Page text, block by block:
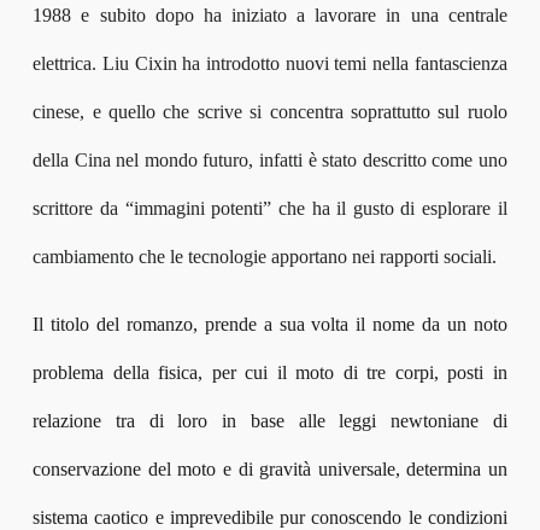
1988 e subito dopo ha iniziato a lavorare in una centrale
elettrica. Liu Cixin ha introdotto nuovi temi nella fantascienza
cinese, e quello che scrive si concentra soprattutto sul ruolo
della Cina nel mondo futuro, infatti è stato descritto come uno
scrittore da “immagini potenti” che ha il gusto di esplorare il
cambiamento che le tecnologie apportano nei rapporti sociali.
Il titolo del romanzo, prende a sua volta il nome da un noto
problema della fisica, per cui il moto di tre corpi, posti in
relazione tra di loro in base alle leggi newtoniane di
conservazione del moto e di gravità universale, determina un
sistema caotico e imprevedibile pur conoscendo le condizioni